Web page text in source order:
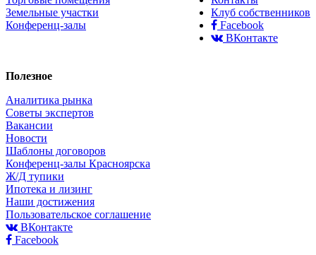
Земельные участки
Конференц-залы
Клуб собственников
Facebook
ВКонтакте
Полезное
Аналитика рынка
Советы экспертов
Вакансии
Новости
Шаблоны договоров
Конференц-залы Красноярска
Ж/Д тупики
Ипотека и лизинг
Наши достижения
Пользовательское соглашение
ВКонтакте
Facebook